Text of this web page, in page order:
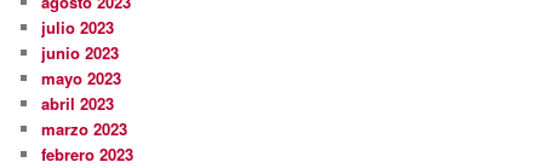
julio 2023
junio 2023
mayo 2023
abril 2023
marzo 2023
febrero 2023